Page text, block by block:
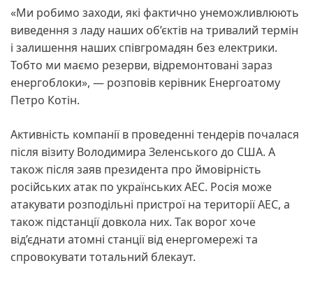
«Ми робимо заходи, які фактично унеможливлюють
виведення з ладу наших об’єктів на тривалий термін
і залишення наших співгромадян без електрики.
Тобто ми маємо резерви, відремонтовані зараз
енергоблоки», — розповів керівник Енергоатому
Петро Котін.
Активність компанії в проведенні тендерів почалася
після візиту Володимира Зеленського до США. А
також після заяв президента про ймовірність
російських атак по українських АЕС. Росія може
атакувати розподільні пристрої на території АЕС, а
також підстанції довкола них. Так ворог хоче
від’єднати атомні станції від енергомережі та
спровокувати тотальний блекаут.